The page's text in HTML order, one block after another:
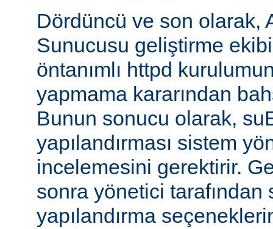
Dördüncü ve son olarak,
Sunucusu geliştirme
öntanımlı httpd
yapmama kararından
Bunun sonucu olarak,
yapılandırması sistem
incelemesini gerektirir.
sonra yönetici tarafından
yapılandırma